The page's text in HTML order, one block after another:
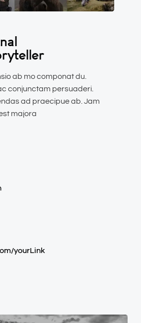
ab mo componat du.
conjunctam persuaderi.
ad praecipue ab. Jam
majora
yourLink